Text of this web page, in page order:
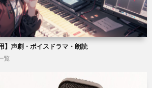
】声劇・ボイスドラマ・朗読
覧